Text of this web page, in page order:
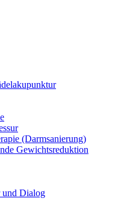
(Darmsanierung)
Gewichtsreduktion
und Dialog